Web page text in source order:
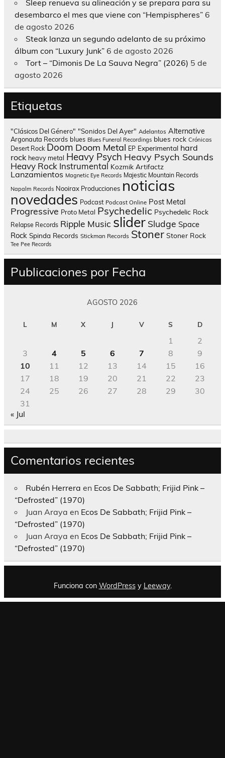
Sleep renueva su alineación y se prepara para su
desembarco el mes que viene con “Hempispheres” 6
de agosto 2026
Steak lanza un segundo adelanto de su próximo
álbum con “Luxury Junk” 6 de agosto 2026
Tort – “Dimonis De La Sauva Negra” (2026) 5 de
agosto 2026
Etiquetas
"Clásicos Del Género" "Sonidos Del Ayer" Adelantos Alternative
Argonauta Records blues Blues Funeral Recordings blues rock Crónicas
Desert Rock Doom Doom Metal EP Experimental hard
rock heavy metal Heavy Psych Heavy Psych Sounds
Heavy Rock Instrumental Kozmik Artifactz
Lanzamientos Magnetic Eye Records Majestic Mountain Records
Napalm Records Nooirax Producciones noticias
novedades Podcast Podcast Online Post Metal
Progressive Proto Metal Psychedelic Psychedelic Rock
Relapse Records Ripple Music slider Sludge Space
Rock Spinda Records Stickman Records Stoner Stoner Rock
Tee Pee Records
Publicaciones por Fecha
AGOSTO 2026
L M X J V S D
1
2
3
4 5 6 7 8
9
10
11 12 13 14 15
16
17
18 19 20 21 22
23
24
25 26 27 28 29
30
31
« Jul
Comentarios recientes
Rubén Herrera en Ecos De Sabbath; Frijid Pink –
“Defrosted” (1970)
Juan Araya en Ecos De Sabbath; Frijid Pink –
“Defrosted” (1970)
Juan Araya en Ecos De Sabbath; Frijid Pink –
“Defrosted” (1970)
Funciona con WordPressy Leeway.